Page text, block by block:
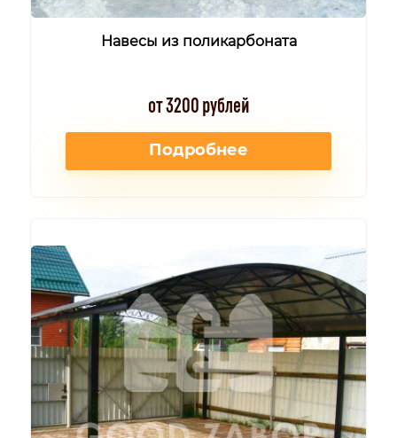
Навесы из поликарбоната
от 3200 рублей
Подробнее